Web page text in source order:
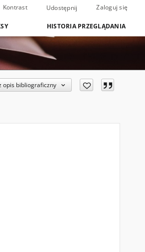
Kontrast Udostępnij Zaloguj się
HISTORIA PRZEGLĄDANIA
opis bibliograficzny